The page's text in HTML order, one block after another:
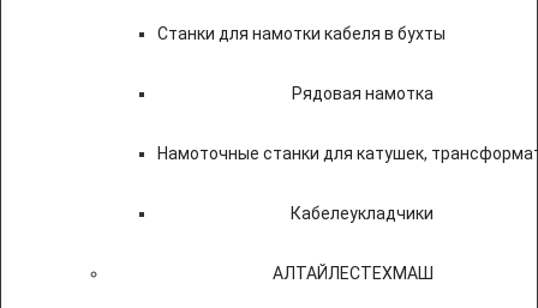
Станки для намотки кабеля в бухты
Рядовая намотка
Намоточные станки для катушек,
Кабелеукладчики
АЛТАЙЛЕСТЕХМАШ